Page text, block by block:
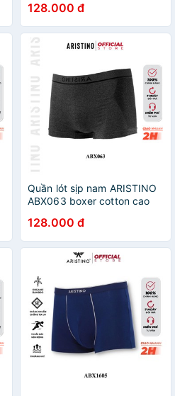
co giãn 4 chiều thoáng mát
khử khuẩn
128.000 đ
Quần lót sịp nam ARISTINO
ABX063 boxer cotton cao
chiêu mềm mịn thấm hút mồ
hôi kháng khuẩn
128.000 đ